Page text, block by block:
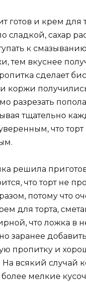
готов и крем для
сладкой, сахар
к
тем вкуснее
сделает
коржи
разрезать
тщательно
что торт
решила
что торт не
потому что
для торта,
что ложка в
заранее
пропитку и
На всякий случай
более мелкие